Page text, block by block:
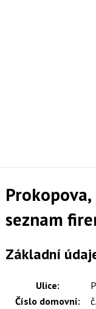
seznam
Základní
Ulice:
Číslo domovní: